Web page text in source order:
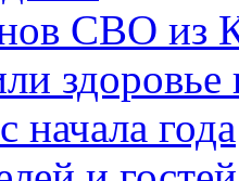
СВО из
начала года